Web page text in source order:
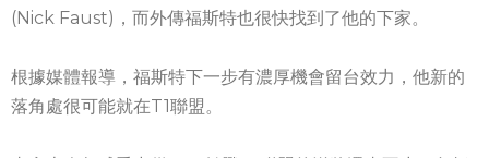
(Nick Faust)，而外傳福斯特也很快找到了他的下家。
根據媒體報導，福斯特下一步有濃厚機會留台效力，他新的
落角處很可能就在T1聯盟。